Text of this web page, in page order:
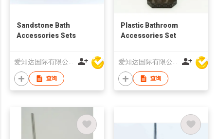
Sandstone Bath
Accessories Sets
查询
Plastic Bathroom
Accessories Set
查询